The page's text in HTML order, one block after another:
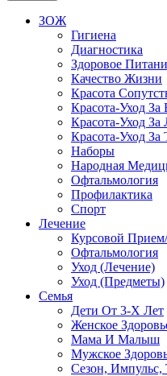
ЗОЖ
Гигиена
Диагностика
Здоровое
Качество Жизни
Красота
Красота-Уход За
Красота-Уход
Красота-Уход За
Наборы
Народная
Офтальмология
Профилактика
Спорт
Лечение
Курсовой
Офтальмология
Уход (Лечение)
Уход (Предметы)
Семья
Дети От 3-Х Лет
Женское
Мама И Малыш
Мужское
Сезон, Импульс,